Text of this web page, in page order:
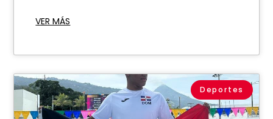
VER MÁS
Deportes